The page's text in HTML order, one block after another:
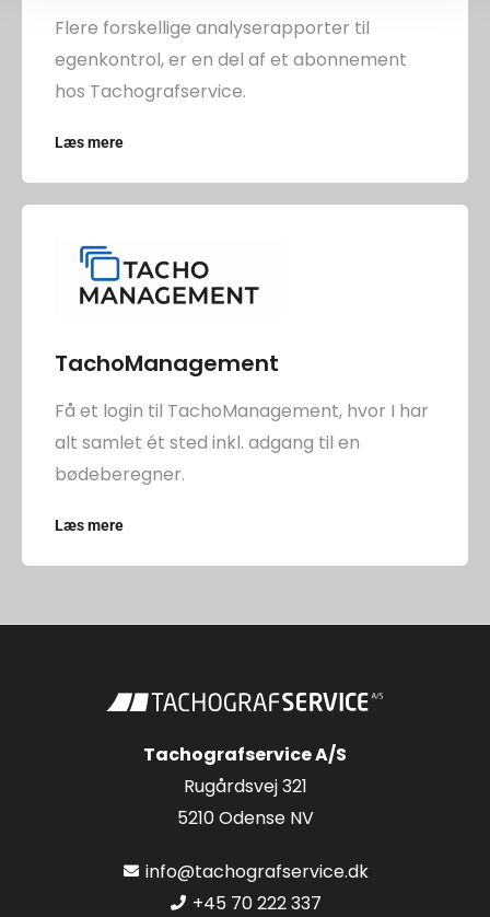
Flere forskellige analyserapporter til
egenkontrol, er en del af et abonnement
hos Tachografservice.
Læs mere
TachoManagement
Få et login til TachoManagement, hvor I har
alt samlet ét sted inkl. adgang til en
bødeberegner.
Læs mere
Tachografservice A/S
Rugårdsvej 321
5210 Odense NV
info@tachografservice.dk
+45 70 222 337